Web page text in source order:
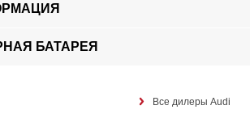
БАТАРЕЯ
Все дилеры Audi